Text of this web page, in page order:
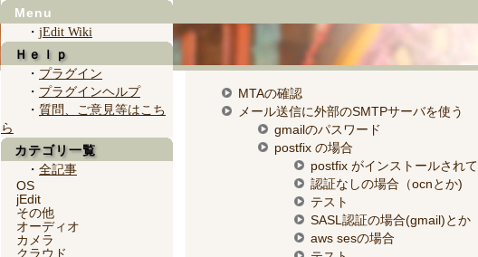
MTAの確認
メール送信に外部のSMTPサーバを使う
gmailのパスワード
postfix の場合
postfix がインストールされ
認証なしの場合（ocnとか)
テスト
SASL認証の場合(gmail)とか
aws sesの場合
Menu
・ jEdit Wiki
Ｈｅｌｐ
・ プラグイン
・ プラグインヘルプ
・ 質問、ご意見等はこち
ら
カテゴリ一覧
・ 全記事
OS
jEdit
その他
オーディオ
カメラ
クラウド